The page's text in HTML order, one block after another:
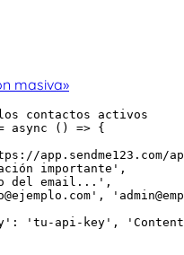
masiva»
contactos activos
async ()
=> {
app.sendme123.com/
importante ' ,
del email... ' ,
' , '
' : ' tu-api-key ' , '